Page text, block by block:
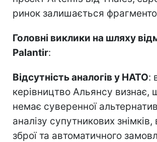
ринок залишається
Головні виклики на шляху
Palantir:
Відсутність аналогів у НАТО:
керівництво Альянсу визнає,
немає суверенної
аналізу супутникових
зброї та автоматичного